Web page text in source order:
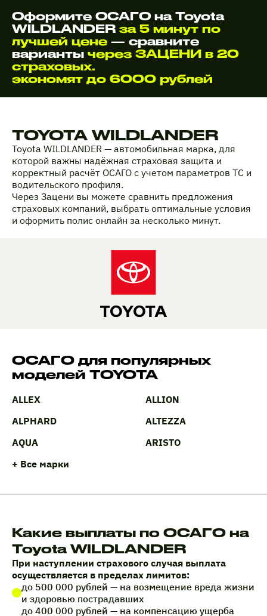
Оформите ОСАГО на Toyota
WILDLANDER за 5 минут по
лучшей цене — сравните
варианты через ЗАЦЕНИ в 20
страховых.
экономят до 6000 рублей
TOYOTA WILDLANDER
Toyota WILDLANDER — автомобильная марка, для
которой важны надёжная страховая защита и
корректный расчёт ОСАГО с учетом параметров ТС и
водительского профиля.
Через Зацени вы можете сравнить предложения
страховых компаний, выбрать оптимальные условия
и оформить полис онлайн за несколько минут.
ОСАГО для популярных
моделей TOYOTA
ALLEX
ALLION
ALPHARD
ALTEZZA
AQUA
ARISTO
+ Все марки
Какие выплаты по ОСАГО на
Toyota WILDLANDER
При наступлении страхового случая выплата
осуществляется в пределах лимитов:
до 500 000 рублей — на возмещение вреда жизни
и здоровью пострадавших
до 400 000 рублей — на компенсацию ущерба